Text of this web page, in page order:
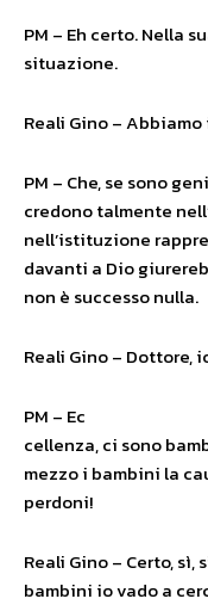
PM – Eh certo. Nella
situazione.
Reali Gino –
PM – Che, se sono
credono talmente
nell’istituzione
davanti a Dio
non è successo nulla.
Reali Gino – Dottore,
PM – Ec
cellenza, ci sono
mezzo i bambini la
perdoni!
Reali Gino – Certo, sì,
bambini io vado a